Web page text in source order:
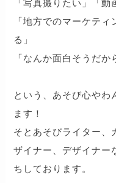
「写真撮りたい」「動
「地方でのマーケテ
る」
「なんか面白そうだか
という、あそび心やわ
ます！
そとあそびライター、
ザイナー、デザイナー
ちしております。